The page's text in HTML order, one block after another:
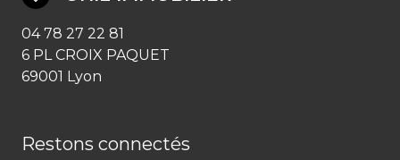
04 78 27 22 81
6 PL CROIX PAQUET
69001 Lyon
Restons connectés